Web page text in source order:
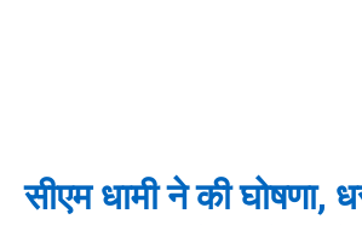
सीएम धामी ने की घोषणा,